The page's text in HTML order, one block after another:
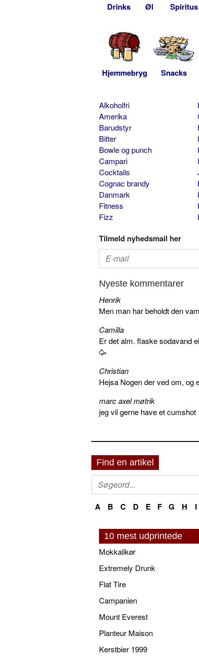
Drinks Øl Spiritus
Hjemmebryg Snacks
Alkoholfri
Amerika
Barudstyr
Bitter
Bowle og punch
Campari
Cocktails
Cognac brandy
Danmark
Fitness
Fizz
Tilmeld nyhedsmail her
Nyeste kommentarer
Henrik
Men man har beholdt den
Camilla
Er det alm. flaske sodavand
🥳
Christian
Hejsa Nogen der ved om, og
marc axel møtrik
jeg vil gerne have et cumshot
Find en artikel
A B C D E F G H I
10 mest udprintede
Mokkalikør
Extremely Drunk
Flat Tire
Campanien
Mount Everest
Planteur Maison
Kerstbier 1999